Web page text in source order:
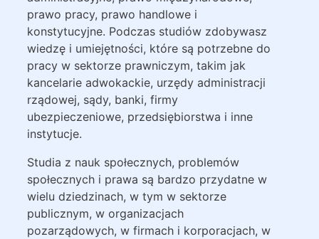
prawo pracy, prawo handlowe i
konstytucyjne. Podczas studiów zdobywasz
wiedzę i umiejętności, które są potrzebne do
pracy w sektorze prawniczym, takim jak
kancelarie adwokackie, urzędy administracji
rządowej, sądy, banki, firmy
ubezpieczeniowe, przedsiębiorstwa i inne
instytucje.
Studia z nauk społecznych, problemów
społecznych i prawa są bardzo przydatne w
wielu dziedzinach, w tym w sektorze
publicznym, w organizacjach
pozarządowych, w firmach i korporacjach, w